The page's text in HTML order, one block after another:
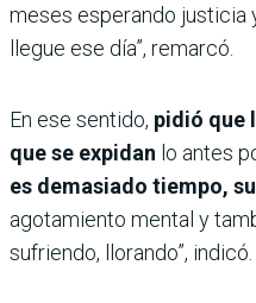
meses esperando justicia
llegue ese día”, remarcó.
En ese sentido, pidió que
que se expidan lo antes
es demasiado tiempo,
agotamiento mental y
sufriendo, llorando”, indicó.